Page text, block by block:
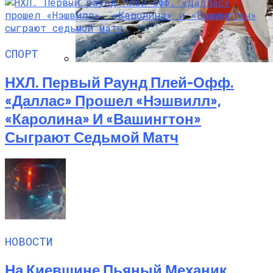
Семейное Наследие: Кейт Хадсон
Хранит Свои Наряды Для Дочери Рани
СПОРТ
НХЛ. Первый Раунд Плей-Офф.
«Даллас» Прошел «Нэшвилл»,
«Каролина» И «Вашингтон»
Сыграют Седьмой Матч
НОВОСТИ
На Киевщине Пьяный Механик